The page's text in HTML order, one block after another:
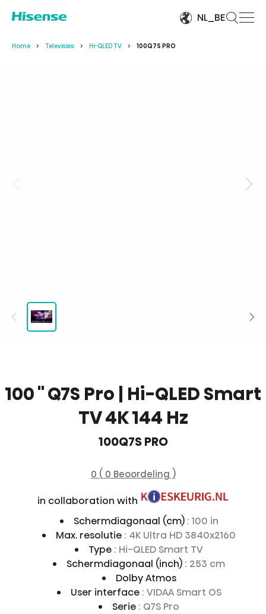
NL_BE
Home Televisies Hi-QLED TV 100Q7S PRO
100 '' Q7S Pro | Hi-QLED Smart
TV 4K 144 Hz
100Q7S PRO
0 ( 0 Beoordeling )
in collaboration with
Schermdiagonaal (cm) : 100 in
Max. resolutie : 4K Ultra HD 3840x2160
Type : Hi-QLED Smart TV
Schermdiagonaal (inch) : 253 cm
Dolby Atmos
User interface : VIDAA Smart OS
Serie : Q7S Pro